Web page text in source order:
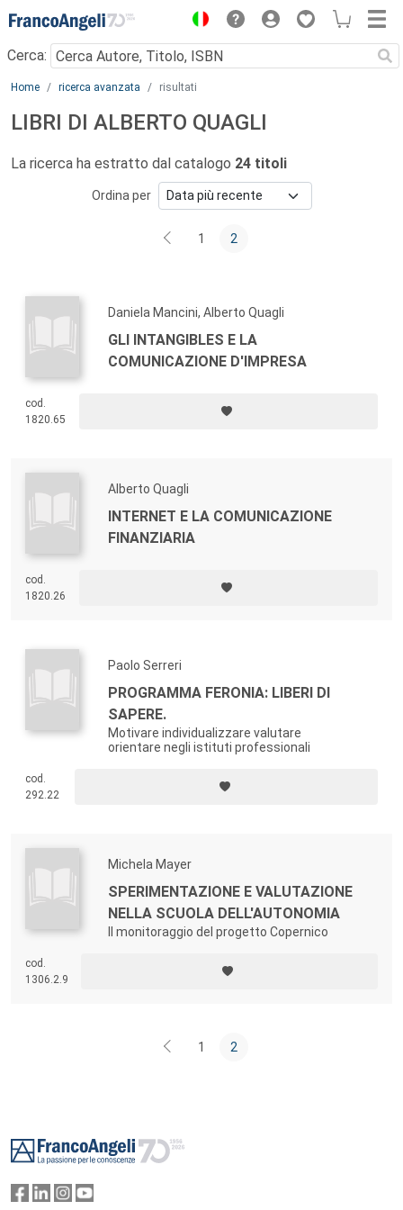
Menu
Cerca:
Main content
Home ricerca avanzata risultati
LIBRI DI ALBERTO QUAGLI
La ricerca ha estratto dal catalogo 24 titoli
Ordina per
1 2
Daniela Mancini, Alberto Quagli
GLI INTANGIBLES E LA
COMUNICAZIONE D'IMPRESA
cod.
1820.65
Alberto Quagli
INTERNET E LA COMUNICAZIONE
FINANZIARIA
cod.
1820.26
Paolo Serreri
PROGRAMMA FERONIA: LIBERI DI
SAPERE.
Motivare individualizzare valutare
orientare negli istituti professionali
cod.
292.22
Michela Mayer
SPERIMENTAZIONE E VALUTAZIONE
NELLA SCUOLA DELL'AUTONOMIA
Il monitoraggio del progetto Copernico
cod.
1306.2.9
1 2